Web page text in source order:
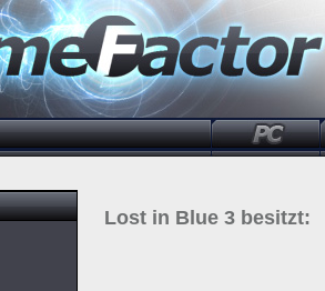
Lost in Blue 3 besitzt: